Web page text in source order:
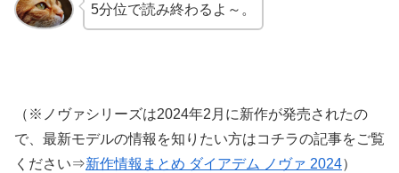
5分位で読み終わるよ～。
（※ノヴァシリーズは2024年2月に新作が発売されたの
で、最新モデルの情報を知りたい方はコチラの記事をご覧
ください⇒新作情報まとめ ダイアデム ノヴァ 2024）